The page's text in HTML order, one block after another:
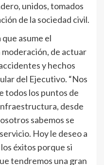
unidos, tomados
de la sociedad civil.
asume el
de actuar
y hechos
del Ejecutivo. “Nos
todos los puntos de
desde
sabemos se
Hoy le deseo a
éxitos porque si
tendremos una gran